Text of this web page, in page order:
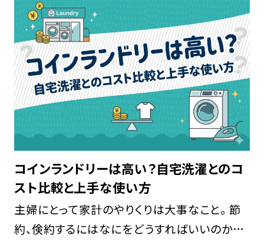
コインランドリーは高い？自宅洗濯とのコ
スト比較と上手な使い方
主婦にとって家計のやりくりは大事なこと。 節
約、倹約するにはなにをどうすればいいのか─